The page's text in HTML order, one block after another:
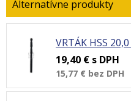
VRTÁK HSS
19,40 € s DPH
15,77 € bez DPH